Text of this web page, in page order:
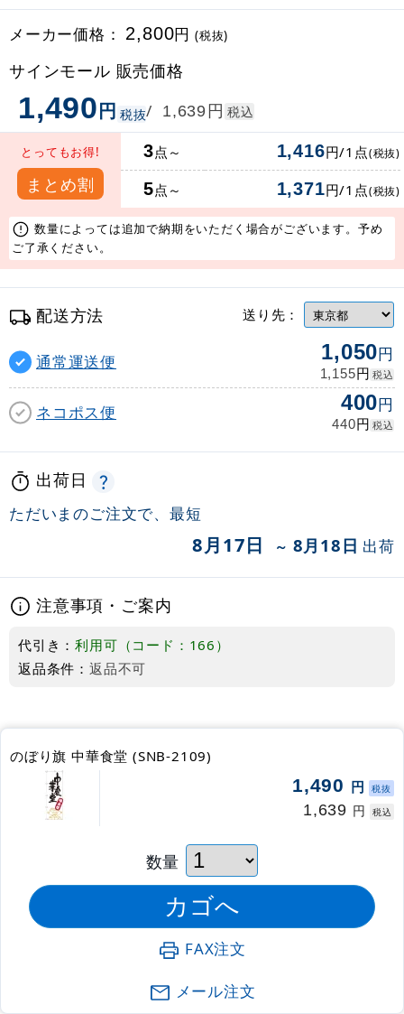
メーカー価格： 2,800円(税抜)
サインモール 販売価格
1,490円 税抜/ 1,639円 税込
とってもお得!
まとめ割
3点～ 1,416円/1点(税抜)
5点～ 1,371円/1点(税抜)
数量によっては追加で納期をいただく場合がございます。予め
ご了承ください。
配送方法 送り先：
通常運送便 1,050円
1,155円 税込
ネコポス便 400円
440円 税込
出荷日
ただいまのご注文で、最短
8月17日 ～ 8月18日 出荷
注意事項・ご案内
代引き：利用可（コード：166）
返品条件： 返品不可
のぼり旗 中華食堂 (SNB-2109)
1,490 円 税抜
1,639 円 税込
数量
FAX注文
メール注文